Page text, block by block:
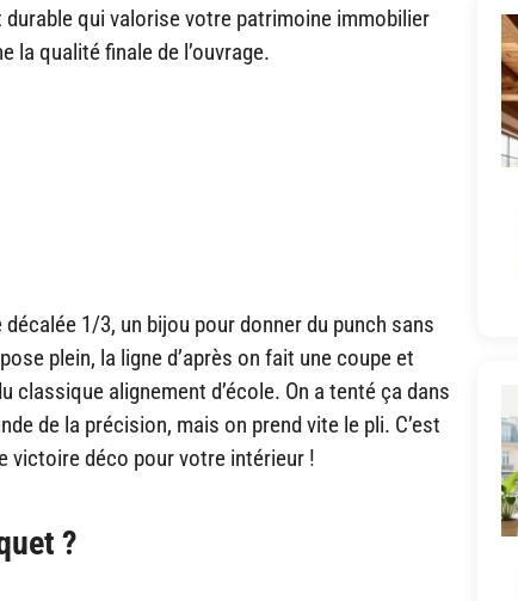
qui valorise votre patrimoine immobilier
la qualité finale de l’ouvrage.
1/3, un bijou pour donner du punch sans
plein, la ligne d’après on fait une coupe et
classique alignement d’école. On a tenté ça dans
de la précision, mais on prend vite le pli. C’est
victoire déco pour votre intérieur !
?